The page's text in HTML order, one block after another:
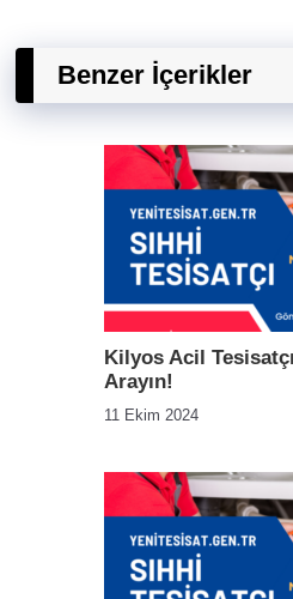
Benzer İçerikler
Kilyos Acil
Arayın!
11 Ekim 2024